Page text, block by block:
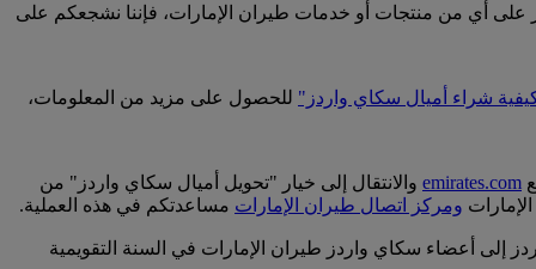
على أي من منتجات أو خدمات طيران الإمارات، فإننا نشجعكم على
شراء أميال سكاي واردز" للحصول على مزيد من المعلومات،
emirates.com والانتقال إلى خيار "تحويل أميال سكاي واردز" من
ومركز اتصال طيران الإمارات مساعدتكم في هذه العملية.
الرقم 1000، وابتداء من 2000 ميل سكاي واردز، ويمكنكم نقل نحو 50000 ميل سكاي واردز إلى أعضاء سكاي واردز طيران الإمارات في السنة التقويمية